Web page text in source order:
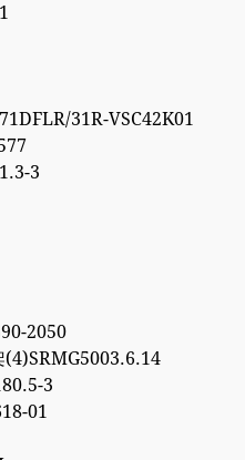
31R-VSC42K01
3
2050
3
01